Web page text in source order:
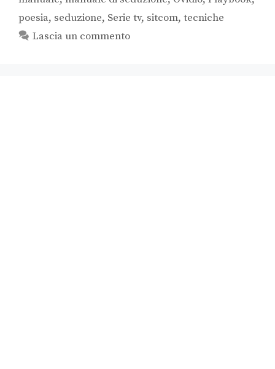
poesia, seduzione, Serie tv, sitcom, tecniche
Lascia un commento